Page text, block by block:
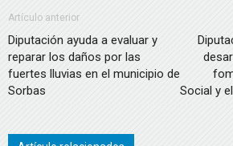
Artículo anterior
Diputación ayuda a evaluar y
reparar los daños por las
fuertes lluvias en el municipio de
Sorbas
Social y